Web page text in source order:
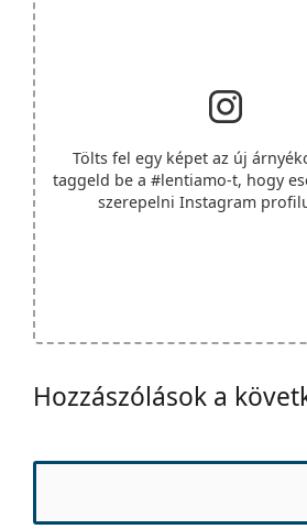
Tölts fel egy képet az új
taggeld be a #lentiamo-t, hogy
szerepelni Instagram
Hozzászólások a